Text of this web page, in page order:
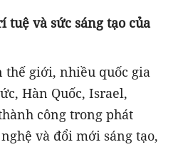
tuệ và sức sáng tạo của
thế giới, nhiều quốc gia
Hàn Quốc, Israel,
công trong phát
và đổi mới sáng tạo,